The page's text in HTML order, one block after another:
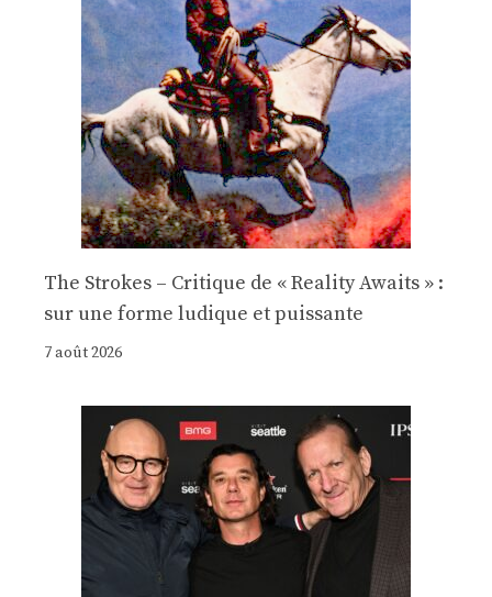
The Strokes – Critique de « Reality Awaits » :
sur une forme ludique et puissante
7 août 2026